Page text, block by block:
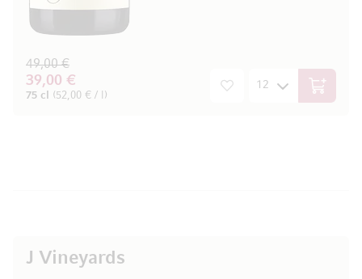
39,00 €
49,00 €
75 cl (52,00 € / l) In den
J Vineyards